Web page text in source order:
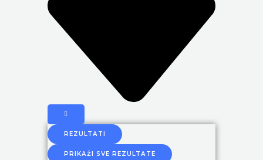
REZULTATI
PRIKAŽI SVE REZULTATE